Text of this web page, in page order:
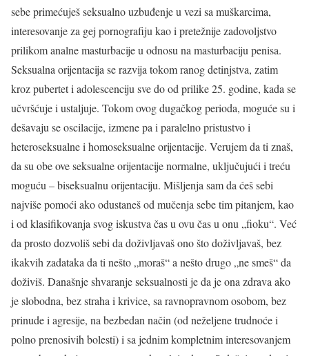
sebe primećuješ seksualno uzbuđenje u vezi sa muškarcima,
interesovanje za gej pornografiju kao i pretežnije zadovoljstvo
prilikom analne masturbacije u odnosu na masturbaciju penisa.
Seksualna orijentacija se razvija tokom ranog detinjstva, zatim
kroz pubertet i adolescenciju sve do od prilike 25. godine, kada se
učvršćuje i ustaljuje. Tokom ovog dugačkog perioda, moguće su i
dešavaju se oscilacije, izmene pa i paralelno pristustvo i
heteroseksualne i homoseksualne orijentacije. Verujem da ti znaš,
da su obe ove seksualne orijentacije normalne, uključujući i treću
moguću – biseksualnu orijentaciju. Mišljenja sam da ćeš sebi
najviše pomoći ako odustaneš od mučenja sebe tim pitanjem, kao
i od klasifikovanja svog iskustva čas u ovu čas u onu „fioku“. Već
da prosto dozvoliš sebi da doživljavaš ono što doživljavaš, bez
ikakvih zadataka da ti nešto „moraš“ a nešto drugo „ne smeš“ da
doživiš. Današnje shvaranje seksualnosti je da je ona zdrava ako
je slobodna, bez straha i krivice, sa ravnopravnom osobom, bez
prinude i agresije, na bezbedan način (od neželjene trudnoće i
polno prenosivih bolesti) i sa jednim kompletnim interesovanjem